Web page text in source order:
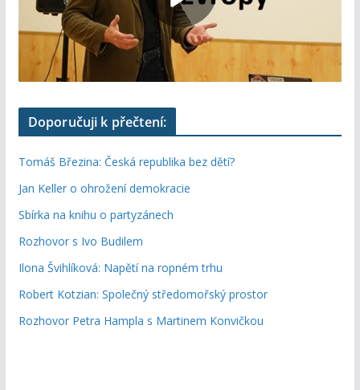
Doporučuji k přečtení:
Tomáš Březina: Česká republika bez dětí?
Jan Keller o ohrožení demokracie
Sbírka na knihu o partyzánech
Rozhovor s Ivo Budilem
Ilona Švihlíková: Napětí na ropném trhu
Robert Kotzian: Společný středomořský prostor
Rozhovor Petra Hampla s Martinem Konvičkou